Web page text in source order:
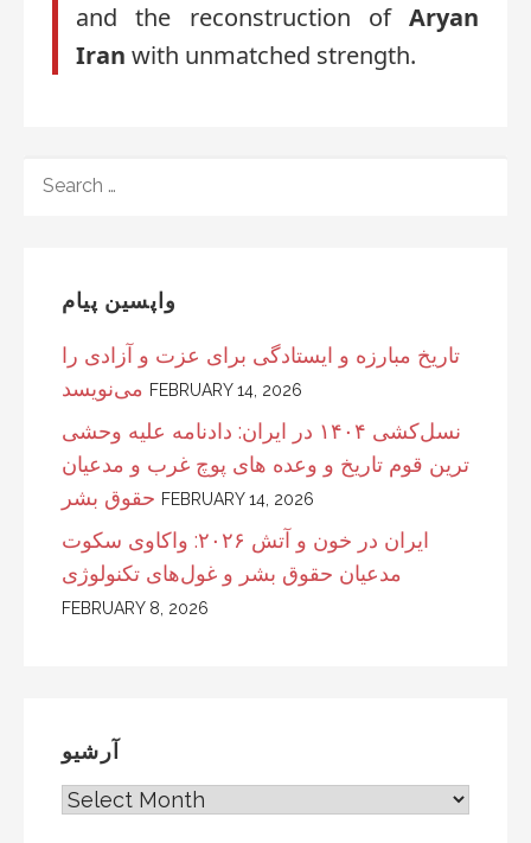
and the reconstruction of Aryan
Iran with unmatched strength.
واپسین پیام
تاریخ مبارزه و ایستادگی برای عزت و آزادی را
می‌نویسد FEBRUARY 14, 2026
نسل‌کشی ۱۴۰۴ در ایران: دادنامه علیه وحشی
ترین قوم تاریخ و وعده های پوچ غرب و مدعیان
حقوق بشر FEBRUARY 14, 2026
ایران در خون و آتش ۲۰۲۶: واکاوی سکوت
مدعیان حقوق بشر و غول‌های تکنولوژی
FEBRUARY 8, 2026
آرشیو